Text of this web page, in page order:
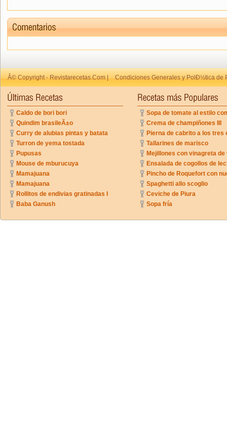
Â© Copyright - Revistarecetas.Com | Condiciones Generales y PolÐ½tica de
Caldo de bori bori
Quindim brasileÃ±o
Curry de alubias pintas y batata
Turron de yema tostada
Pupusas
Mouse de mburucuya
Mamajuana
Mamajuana
Rollitos de endivias gratinadas I
Baba Ganush
Sopa de tomate al estilo
Crema de champiñones III
Pierna de cabrito a los tres
Tallarines de marisco
Mejillones con vinagreta
Ensalada de cogollos de
Pincho de Roquefort con
Spaghetti allo scoglio
Ceviche de Piura
Sopa fría